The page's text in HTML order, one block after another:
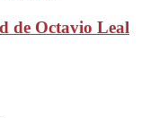
de Octavio Leal